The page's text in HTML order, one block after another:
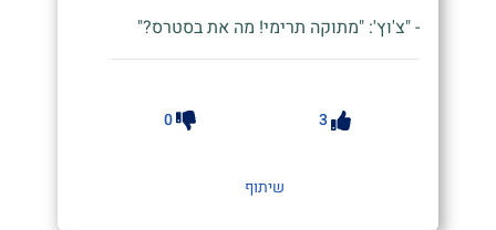
- "צ'וץ': "מתוקה תרימי! מה את בסטרס?"
3
0
שיתוף